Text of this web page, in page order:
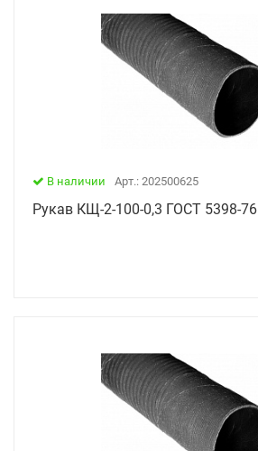
В наличии Арт.: 202500625
Рукав КЩ-2-100-0,3 ГОСТ 5398-76